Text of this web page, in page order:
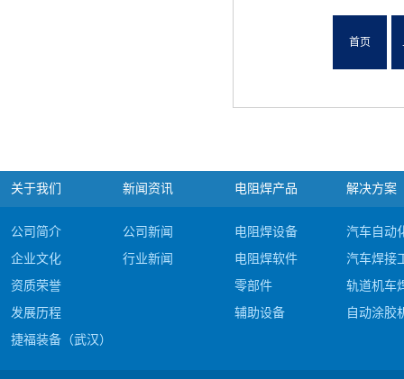
首页
关于我们
公司简介
企业文化
资质荣誉
发展历程
捷福装备（武汉）股份有限公司电阻焊产品#c
新闻资讯
公司新闻
行业新闻
电阻焊产品
电阻焊设备
电阻焊软件
零部件
辅助设备
解决方案
汽车自动
汽车焊接
轨道机车
自动涂胶